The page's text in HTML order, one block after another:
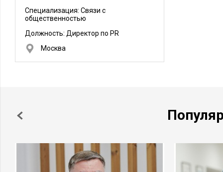
Специализация: Связи с
общественностью
Должность: Директор по PR
Москва